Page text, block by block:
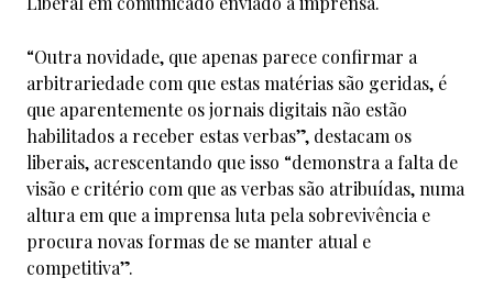
“Outra novidade, que apenas parece confirmar a
arbitrariedade com que estas matérias são geridas, é
que aparentemente os jornais digitais não estão
habilitados a receber estas verbas”, destacam os
liberais, acrescentando que isso “demonstra a falta de
visão e critério com que as verbas são atribuídas, numa
altura em que a imprensa luta pela sobrevivência e
procura novas formas de se manter atual e
competitiva”.